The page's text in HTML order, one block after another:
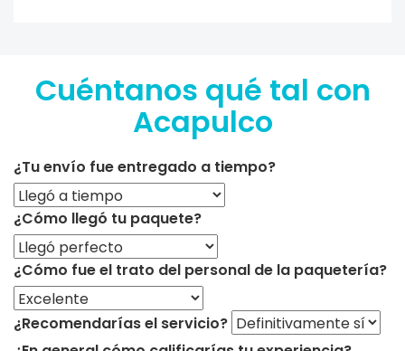
Cuéntanos qué tal con
Acapulco
¿Tu envío fue entregado a tiempo?
¿Cómo llegó tu paquete?
¿Cómo fue el trato del personal de la paquetería?
¿Recomendarías el servicio?